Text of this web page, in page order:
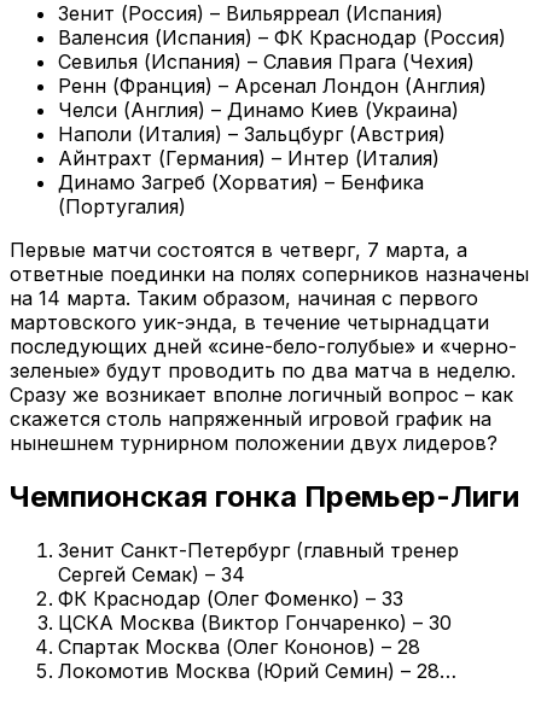
Зенит (Россия) – Вильярреал (Испания)
Валенсия (Испания) – ФК Краснодар (Россия)
Севилья (Испания) – Славия Прага (Чехия)
Ренн (Франция) – Арсенал Лондон (Англия)
Челси (Англия) – Динамо Киев (Украина)
Наполи (Италия) – Зальцбург (Австрия)
Айнтрахт (Германия) – Интер (Италия)
Динамо Загреб (Хорватия) – Бенфика
(Португалия)
Первые матчи состоятся в четверг, 7 марта, а
ответные поединки на полях соперников назначены
на 14 марта. Таким образом, начиная с первого
мартовского уик-энда, в течение четырнадцати
последующих дней «сине-бело-голубые» и «черно-
зеленые» будут проводить по два матча в неделю.
Сразу же возникает вполне логичный вопрос – как
скажется столь напряженный игровой график на
нынешнем турнирном положении двух лидеров?
Чемпионская гонка Премьер-Лиги
Зенит Санкт-Петербург (главный тренер
Сергей Семак) – 34
ФК Краснодар (Олег Фоменко) – 33
ЦСКА Москва (Виктор Гончаренко) – 30
Спартак Москва (Олег Кононов) – 28
Локомотив Москва (Юрий Семин) – 28…